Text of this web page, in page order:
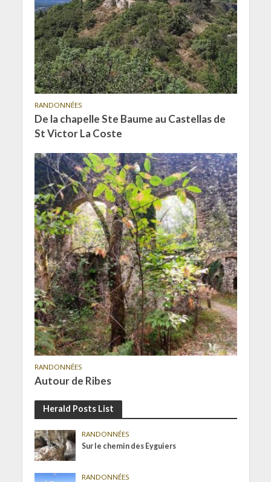
RANDONNÉES
De la chapelle Ste Baume au Castellas de
St Victor La Coste
RANDONNÉES
Autour de Ribes
Herald Posts List
RANDONNÉES
Sur le chemin des Eyguiers
RANDONNÉES